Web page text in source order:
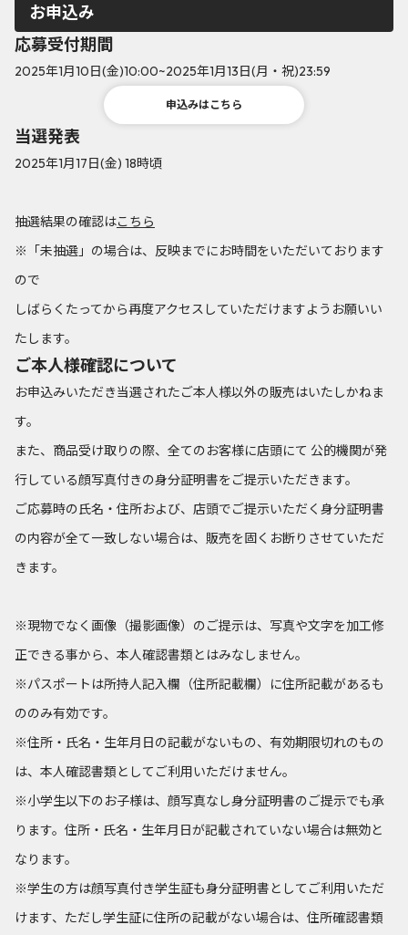
お申込み
応募受付期間
2025年1月10日(金)10:00~2025年1月13日(月・祝)23:59
申込みはこちら
当選発表
2025年1月17日(金) 18時頃
抽選結果の確認はこちら
※「未抽選」の場合は、反映までにお時間をいただいております
ので
しばらくたってから再度アクセスしていただけますようお願いい
たします。
ご本人様確認について
お申込みいただき当選されたご本人様以外の販売はいたしかねま
す。
また、商品受け取りの際、全てのお客様に店頭にて 公的機関が発
行している顔写真付きの身分証明書をご提示いただきます。
ご応募時の氏名・住所および、店頭でご提示いただく身分証明書
の内容が全て一致しない場合は、販売を固くお断りさせていただ
きます。
※現物でなく画像（撮影画像）のご提示は、写真や文字を加工修
正できる事から、本人確認書類とはみなしません。
※パスポートは所持人記入欄（住所記載欄）に住所記載があるも
ののみ有効です。
※住所・氏名・生年月日の記載がないもの、有効期限切れのもの
は、本人確認書類としてご利用いただけません。
※小学生以下のお子様は、顔写真なし身分証明書のご提示でも承
ります。住所・氏名・生年月日が記載されていない場合は無効と
なります。
※学生の方は顔写真付き学生証も身分証明書としてご利用いただ
けます、ただし学生証に住所の記載がない場合は、住所確認書類